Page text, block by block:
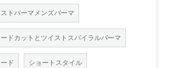
トパーマメンズパーマ
ドカットとツイストスパイラルパーマ
ド ショートスタイル